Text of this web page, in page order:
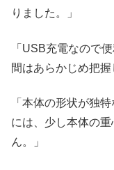
りました。」
「USB充電なので
間はあらかじめ把
「本体の形状が独
には、少し本体の
ん。」